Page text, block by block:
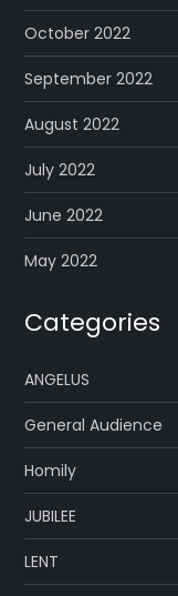
October 2022
September 2022
August 2022
July 2022
June 2022
May 2022
Categories
ANGELUS
General Audience
Homily
JUBILEE
LENT